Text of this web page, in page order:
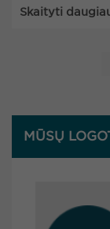
MŪSŲ
Skaityti